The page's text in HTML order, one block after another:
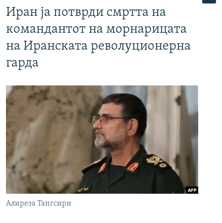
Иран ја потврди смртта на
командантот на морнарицата
на Иранската револуционерна
гарда
Алиреза Тангсири